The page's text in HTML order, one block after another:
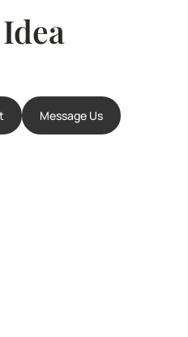
Message Us